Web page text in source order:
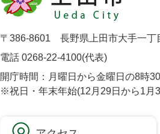
〒386-8601 長野県上田市大手一丁
電話 0268-22-4100(代表)
開庁時間：月曜日から金曜日の8時
※祝日・年末年始(12月29日から1月3